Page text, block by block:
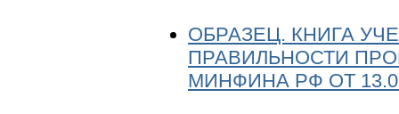
ОБРАЗЕЦ. КНИГА
ПРАВИЛЬНОСТИ
МИНФИНА РФ ОТ